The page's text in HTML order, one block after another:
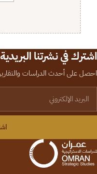
اشترك في نشرتنا البريدية
احصل على أحدث الدراسات